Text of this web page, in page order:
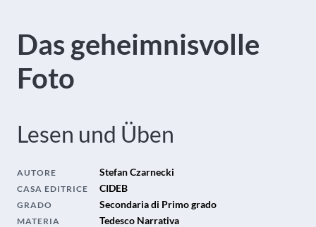
Das geheimnisvolle
Foto
Lesen und Üben
AUTORE Stefan Czarnecki
CASA EDITRICE CIDEB
GRADO Secondaria di Primo grado
MATERIA Tedesco Narrativa